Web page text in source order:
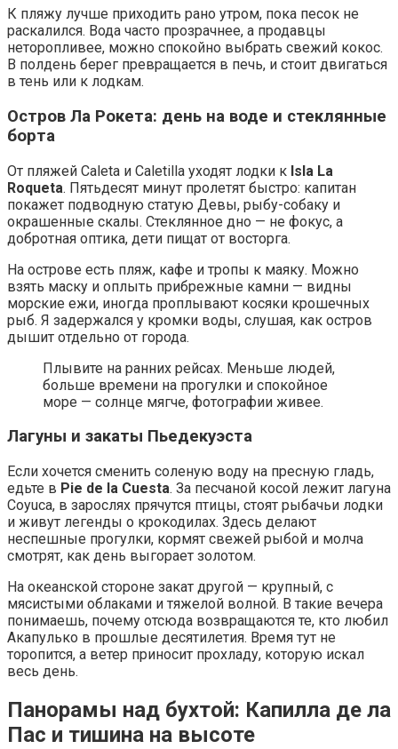
К пляжу лучше приходить рано утром, пока песок не
раскалился. Вода часто прозрачнее, а продавцы
неторопливее, можно спокойно выбрать свежий кокос.
В полдень берег превращается в печь, и стоит двигаться
в тень или к лодкам.
Остров Ла Рокета: день на воде и стеклянные
борта
От пляжей Caleta и Caletilla уходят лодки к Isla La
Roqueta. Пятьдесят минут пролетят быстро: капитан
покажет подводную статую Девы, рыбу-собаку и
окрашенные скалы. Стеклянное дно — не фокус, а
добротная оптика, дети пищат от восторга.
На острове есть пляж, кафе и тропы к маяку. Можно
взять маску и оплыть прибрежные камни — видны
морские ежи, иногда проплывают косяки крошечных
рыб. Я задержался у кромки воды, слушая, как остров
дышит отдельно от города.
Плывите на ранних рейсах. Меньше людей,
больше времени на прогулки и спокойное
море — солнце мягче, фотографии живее.
Лагуны и закаты Пьедекуэста
Если хочется сменить соленую воду на пресную гладь,
едьте в Pie de la Cuesta. За песчаной косой лежит лагуна
Coyuca, в зарослях прячутся птицы, стоят рыбачьи лодки
и живут легенды о крокодилах. Здесь делают
неспешные прогулки, кормят свежей рыбой и молча
смотрят, как день выгорает золотом.
На океанской стороне закат другой — крупный, с
мясистыми облаками и тяжелой волной. В такие вечера
понимаешь, почему отсюда возвращаются те, кто любил
Акапулько в прошлые десятилетия. Время тут не
торопится, а ветер приносит прохладу, которую искал
весь день.
Панорамы над бухтой: Капилла де ла
Пас и тишина на высоте